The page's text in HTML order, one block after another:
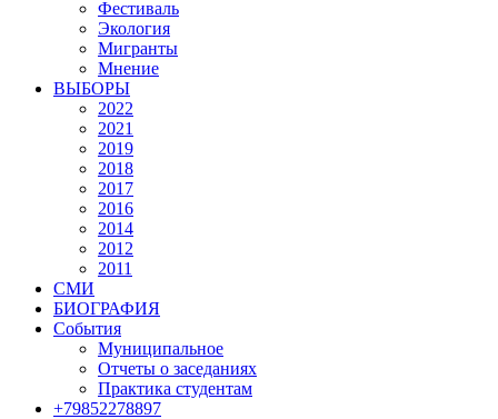
Фестиваль
Экология
Мигранты
Мнение
ВЫБОРЫ
2022
2021
2019
2018
2017
2016
2014
2012
2011
СМИ
БИОГРАФИЯ
События
Муниципальное
Отчеты о заседаниях
Практика студентам
+79852278897